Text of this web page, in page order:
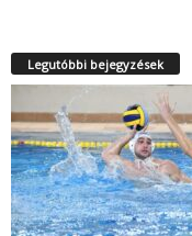
Legutóbbi bejegyzések